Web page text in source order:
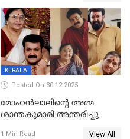
KERALA
Posted On 30-12-2025
മോഹന്‍ലാലിന്‍റെ അമ്മ
ശാന്തകുമാരി അന്തരിച്ചു
1 Min Read View All